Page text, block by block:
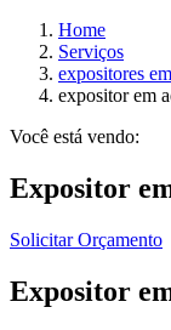
Home
Serviços
expositores
expositor em
Você está vendo:
Expositor
Solicitar Orçamento
Expositor